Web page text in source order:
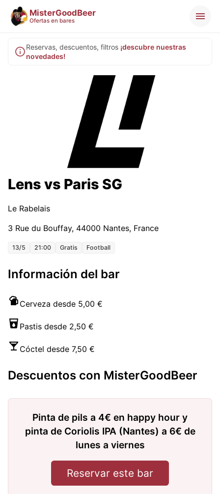
MisterGoodBeer
Ofertas en bares
Reservas, descuentos, filtros ¡descubre nuestras
novedades!
Lens vs Paris SG
Le Rabelais
3 Rue du Bouffay, 44000 Nantes, France
13/5 21:00 Gratis Football
Información del bar
Cerveza desde 5,00 €
Pastis desde 2,50 €
Cóctel desde 7,50 €
Descuentos con MisterGoodBeer
Pinta de pils a 4€ en happy hour y
pinta de Coriolis IPA (Nantes) a 6€ de
lunes a viernes
Reservar este bar